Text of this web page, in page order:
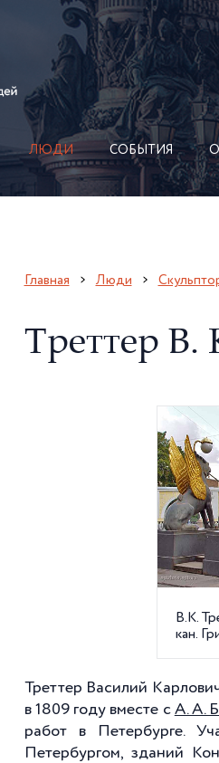
ЛЮДИ СОБЫТИЯ
Главная Люди
Треттер В.
В.К.
кан.
Треттер Василий
в 1809 году вместе с А. А.
работ в Петербурге.
Петербургом, зданий